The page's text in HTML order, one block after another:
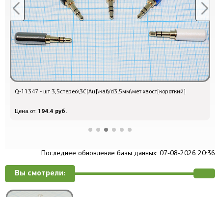
Q-11347 - шт 3,5стерео\3C[Au]\каб/d3,5мм\мет хвост[короткий]
Цена от: 194.4 руб.
Последнее обновление базы данных: 07-08-2026 20:36
Вы смотрели: